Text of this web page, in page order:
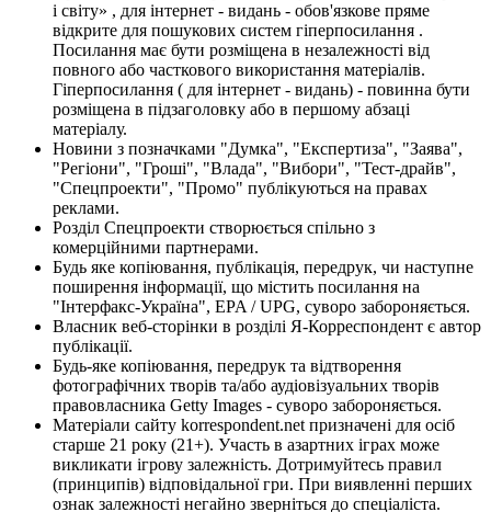
і світу» , для інтернет - видань - обов'язкове пряме
відкрите для пошукових систем гіперпосилання .
Посилання має бути розміщена в незалежності від
повного або часткового використання матеріалів.
Гіперпосилання ( для інтернет - видань) - повинна бути
розміщена в підзаголовку або в першому абзаці
матеріалу.
Новини з позначками "Думка", "Експертиза", "Заява",
"Регіони", "Гроші", "Влада", "Вибори", "Тест-драйв",
"Спецпроекти", "Промо" публікуються на правах
реклами.
Розділ Спецпроекти створюється спільно з
комерційними партнерами.
Будь яке копіювання, публікація, передрук, чи наступне
поширення інформації, що містить посилання на
"Інтерфакс-Україна", EPA / UPG, суворо забороняється.
Власник веб-сторінки в розділі Я-Корреспондент є автор
публікації.
Будь-яке копіювання, передрук та відтворення
фотографічних творів та/або аудіовізуальних творів
правовласника Getty Images - суворо забороняється.
Матеріали сайту korrespondent.net призначені для осіб
старше 21 року (21+). Участь в азартних іграх може
викликати ігрову залежність. Дотримуйтесь правил
(принципів) відповідальної гри. При виявленні перших
ознак залежності негайно зверніться до спеціаліста.